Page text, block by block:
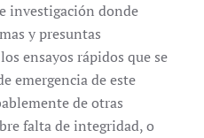
investigación donde
y presuntas
ensayos rápidos que se
emergencia de este
de otras
falta de integridad, o